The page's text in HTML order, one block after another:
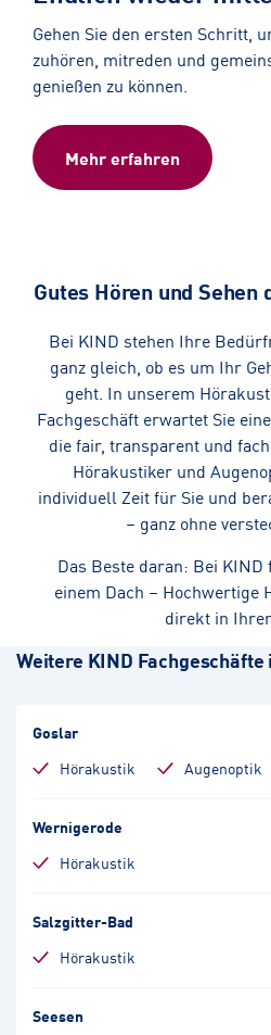
Gehen Sie den ersten Schritt,
zuhören, mitreden und
genießen zu können.
Mehr erfahren
Gutes Hören und
Bei KIND stehen Ihre
ganz gleich, ob es um Ihr
geht. In unserem
Fachgeschäft erwartet Sie
die fair, transparent und
Hörakustiker und
individuell Zeit für Sie und
– ganz ohne
Das Beste daran: Bei
einem Dach – Hochwertige
direkt in
Weitere KIND
Goslar
Hörakustik
Augenoptik
Wernigerode
Hörakustik
Salzgitter-Bad
Hörakustik
Seesen